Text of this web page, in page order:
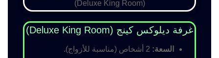
غرفة ديلوكس كينج (Deluxe King Room)
السعة: